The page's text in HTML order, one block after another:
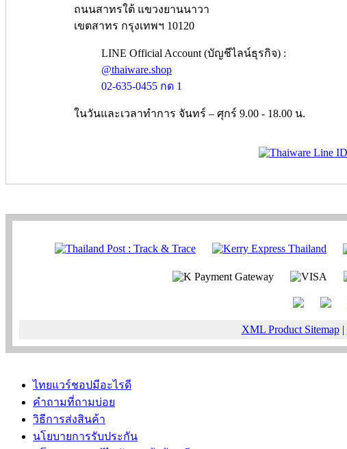
ถนนสาทรใต้ แขวงยานนาวา
เขตสาทร กรุงเทพฯ 10120
LINE Official Account (บัญชีไลน์ธุรกิจ) :
@thaiware.shop
02-635-0455 กด 1
ในวันและเวลาทำการ จันทร์ – ศุกร์ 9.00 - 18.00 น.
XML Product Sitemap|
ไทยแวร์ชอปมีอะไรดี
คำถามที่ถามบ่อย
วิธีการส่งสินค้า
นโยบายการรับประกัน